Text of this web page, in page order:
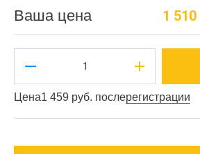
Ваша цена 1 510
Цена1 459 руб. послерегистрации